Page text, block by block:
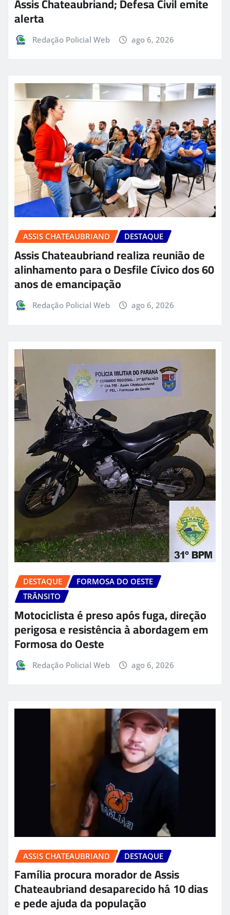
alerta
Redação Policial Web ago 6, 2026
ASSIS CHATEAUBRIAND DESTAQUE
Assis Chateaubriand realiza reunião de
alinhamento para o Desfile Cívico dos 60
anos de emancipação
Redação Policial Web ago 6, 2026
DESTAQUE
FORMOSA DO OESTE
TRÂNSITO
Motociclista é preso após fuga, direção
perigosa e resistência à abordagem em
Formosa do Oeste
Redação Policial Web ago 6, 2026
ASSIS CHATEAUBRIAND DESTAQUE
Família procura morador de Assis
Chateaubriand desaparecido há 10 dias
e pede ajuda da população